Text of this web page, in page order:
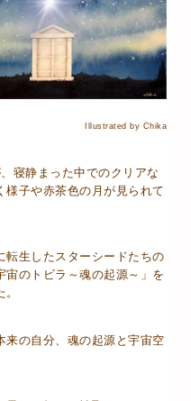
Illustrated by Chika
寝静まった中でのクリアな
子や赤茶色の月が見られて
転生したスターシードたちの
のトビラ～魂の起源～」を
来の自分、魂の起源と宇宙空